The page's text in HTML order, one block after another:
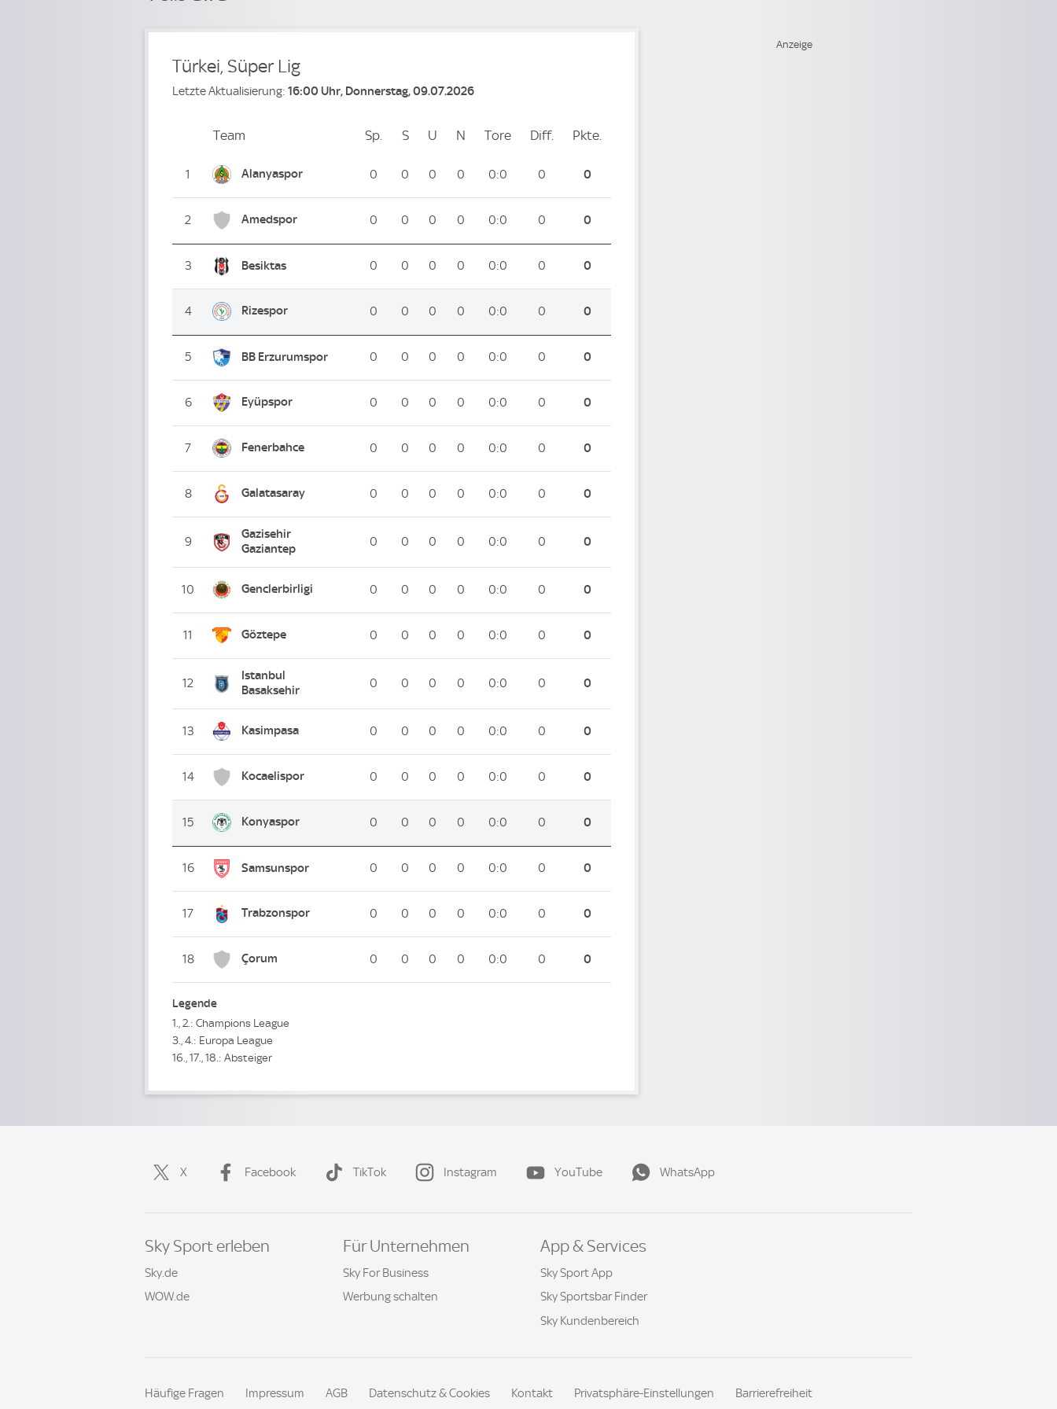
Türkei, Süper Lig
Letzte Aktualisierung: 16:00 Uhr, Donnerstag, 09.07.2026
PlatzTeam Sp. Spiele
SSiege
U Unentschieden
N Niederlagen
Tore ToreDiff. Differenz
Pkte.
1 Alanyaspor 0 0 0 0 0:0 0 0
2 Amedspor 0 0 0 0 0:0 0 0
3 Besiktas 0 0 0 0 0:0 0 0
4 Rizespor 0 0 0 0 0:0 0 0
5 BB Erzurumspor 0 0 0 0 0:0 0 0
6 Eyüpspor 0 0 0 0 0:0 0 0
7 Fenerbahce 0 0 0 0 0:0 0 0
8 Galatasaray 0 0 0 0 0:0 0 0
9
Gazisehir
Gaziantep
0 0 0 0 0:0 0 0
10 Genclerbirligi 0 0 0 0 0:0 0 0
11 Göztepe 0 0 0 0 0:0 0 0
12
Istanbul
Basaksehir
0 0 0 0 0:0 0 0
13 Kasimpasa 0 0 0 0 0:0 0 0
14 Kocaelispor 0 0 0 0 0:0 0 0
15 Konyaspor 0 0 0 0 0:0 0 0
16 Samsunspor 0 0 0 0 0:0 0 0
17 Trabzonspor 0 0 0 0 0:0 0 0
18 Çorum 0 0 0 0 0:0 0 0
Legende
1., 2.: Champions League
3., 4.: Europa League
16., 17., 18.: Absteiger
X Facebook TikTok Instagram YouTube WhatsApp
Sky Sport erleben
Sky.de
WOW.de
Für Unternehmen
Sky For Business
Werbung schalten
App & Services
Sky Sport App
Sky Sportsbar Finder
Sky Kundenbereich
Häufige Fragen Impressum AGB Datenschutz & Cookies Kontakt Privatsphäre-Einstellungen Barrierefreiheit